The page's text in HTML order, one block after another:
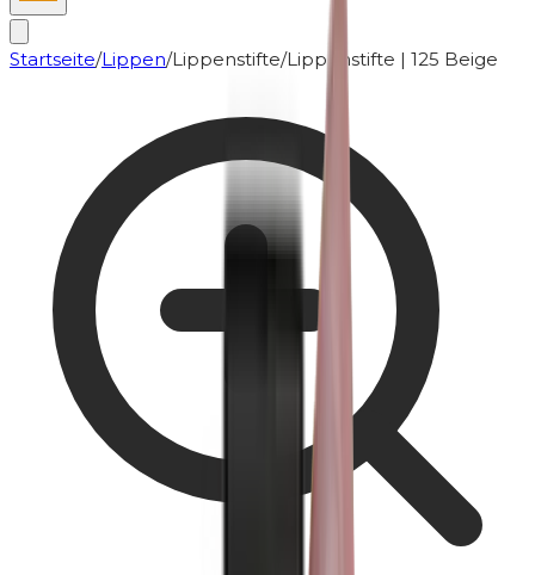
Startseite/Lippen/Lippenstifte/Lippenstifte | 125 Beige